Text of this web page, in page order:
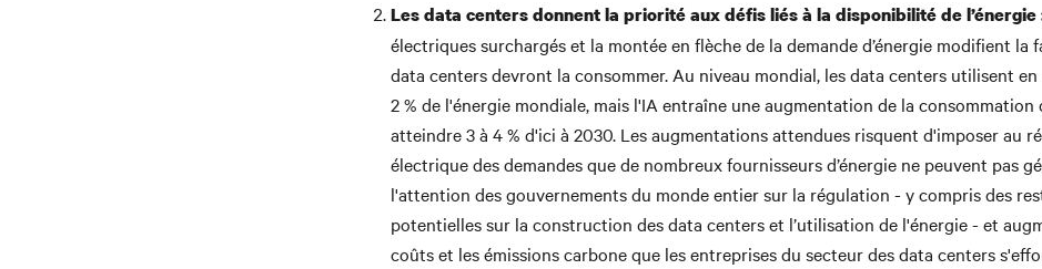
Les data centers donnent la priorité aux défis liés à la disponibilité de l’énergie
électriques surchargés et la montée en flèche de la demande d’énergie modifient la
data centers devront la consommer. Au niveau mondial, les data centers utilisent en
2 % de l'énergie mondiale, mais l'IA entraîne une augmentation de la consommation
atteindre 3 à 4 % d'ici à 2030. Les augmentations attendues risquent d'imposer au
électrique des demandes que de nombreux fournisseurs d’énergie ne peuvent pas
l'attention des gouvernements du monde entier sur la régulation - y compris des
potentielles sur la construction des data centers et l’utilisation de l'énergie - et
coûts et les émissions carbone que les entreprises du secteur des data centers